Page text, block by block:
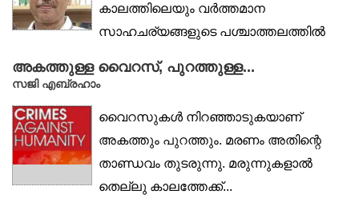
കാലത്തിലെയും വർത്തമാന
സാഹചര്യങ്ങളുടെ പശ്ചാത്തലത്തിൽ
അകത്തുള്ള വൈറസ്, പുറത്തുള്ള...
സജി എബ്രഹാം
വൈറസുകൾ നിറഞ്ഞാടുകയാണ്
അകത്തും പുറത്തും. മരണം അതിന്റെ
താണ്ഡവം തുടരുന്നു. മരുന്നുകളാൽ
തെല്ലു കാലത്തേക്ക്...